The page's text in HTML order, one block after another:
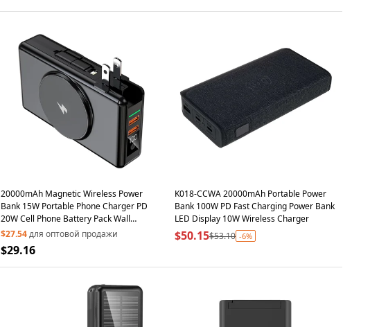
20000mAh Magnetic Wireless Power
Bank 15W Portable Phone Charger PD
20W Cell Phone Battery Pack Wall
Charger US Plug - Black
$27.54для оптовой продажи
$29.16
K018-CCWA 20000mAh Portable Power
Bank 100W PD Fast Charging Power Bank
LED Display 10W Wireless Charger
$50.15$53.10 -6%